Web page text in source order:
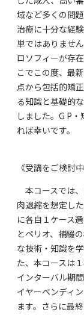
域など多くの問
治療に十分な経
単ではありませ
ロソフィーが存
こでこの度、最
点から包括的矯
る知識と基礎的
しました。G P
れば幸いです。
《受講をご検討
本コースでは
肉退縮を想定し
に各自１ケース
とペリオ、補綴
な技術・知識を
た、本コースは
インターバル期
イヤーベンディ
ます。さらに最